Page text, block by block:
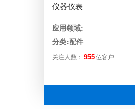
仪器仪表
应用领域:
分类:配件
关注人数： 955位客户